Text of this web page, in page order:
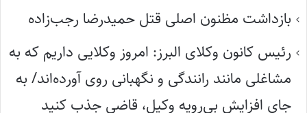
بازداشت مظنون اصلی قتل حمیدرضا رجب‌زاده
رئیس کانون وکلای البرز: امروز وکلایی داریم که به
مشاغلی مانند رانندگی و نگهبانی روی آورده‌اند/ به
جای افزایش بی‌رویه وکیل، قاضی جذب کنید